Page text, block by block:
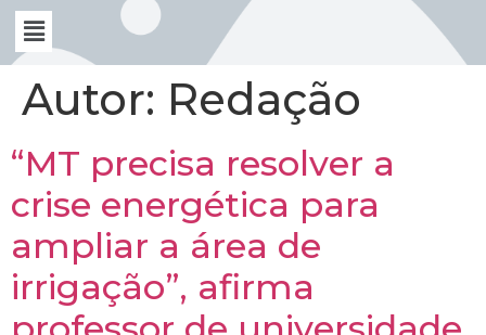
Autor: Redação
“MT precisa resolver a
crise energética para
ampliar a área de
irrigação”, afirma